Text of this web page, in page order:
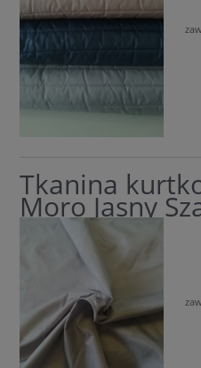
Tkanina
Moro Jasny